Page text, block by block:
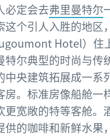
必定会去弗里曼特尔
这个引人入胜的地区
Hotel）住
特尔典型的时尚与传
中央建筑拓展成一系
。标准房像船舱一
更宽敞的特等客舱。
供的咖啡和新鲜水果